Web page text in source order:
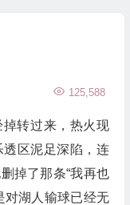
125,588
转过来，热火现
区泥足深陷，连
掉了那条“我再也
对湖人输球已经无